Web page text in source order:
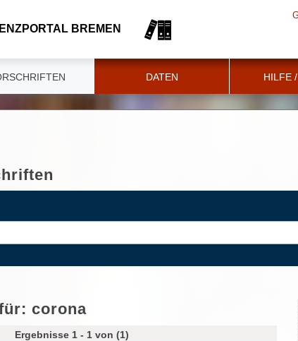
BREMEN
DATEN HILFE
corona
Ergebnisse 1 - 1 von (1)